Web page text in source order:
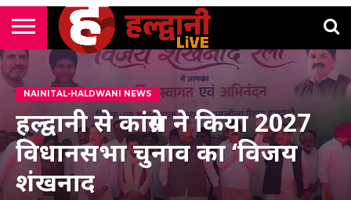
राष्ट्रीय
कॉर्नर
उत्तराखंड
मनोरंजन
सम्पादकीय
अलर्ट्स
NAINITAL-HALDWANI NEWS
हल्द्वानी से कांग्रेस ने किया 2027
विधानसभा चुनाव का ‘विजय
शंखनाद